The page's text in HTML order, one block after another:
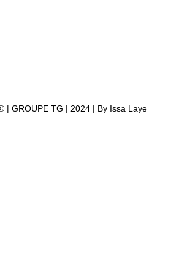
| GROUPE TG | 2024 | By Issa Laye